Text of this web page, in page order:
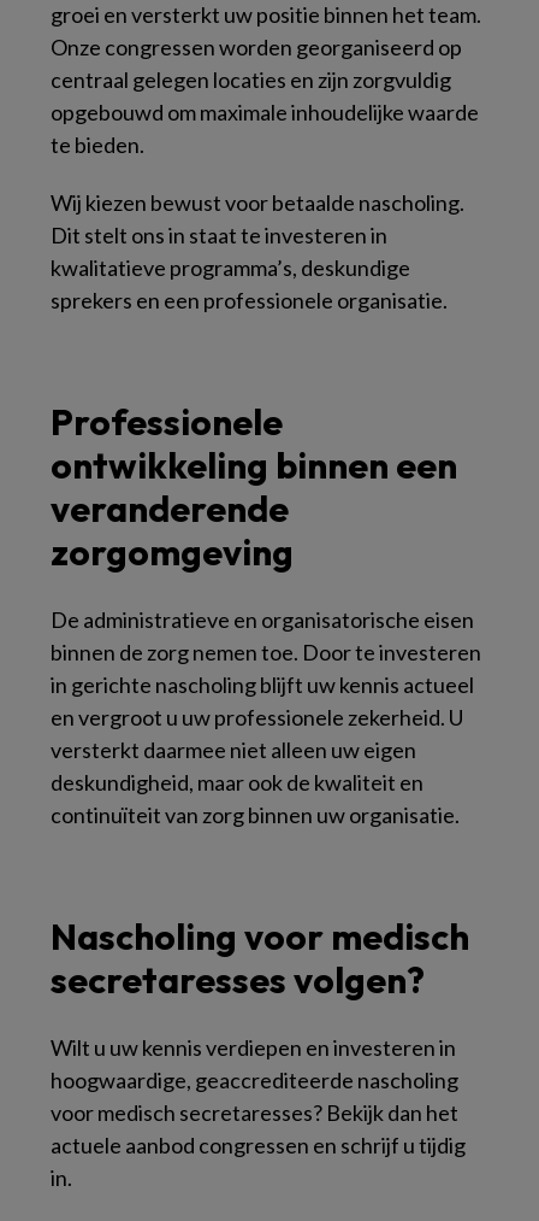
groei en versterkt uw positie binnen het team.
Onze congressen worden georganiseerd op
centraal gelegen locaties en zijn zorgvuldig
opgebouwd om maximale inhoudelijke waarde
te bieden.
Wij kiezen bewust voor betaalde nascholing.
Dit stelt ons in staat te investeren in
kwalitatieve programma’s, deskundige
sprekers en een professionele organisatie.
Professionele
ontwikkeling binnen een
veranderende
zorgomgeving
De administratieve en organisatorische eisen
binnen de zorg nemen toe. Door te investeren
in gerichte nascholing blijft uw kennis actueel
en vergroot u uw professionele zekerheid. U
versterkt daarmee niet alleen uw eigen
deskundigheid, maar ook de kwaliteit en
continuïteit van zorg binnen uw organisatie.
Nascholing voor medisch
secretaresses volgen?
Wilt u uw kennis verdiepen en investeren in
hoogwaardige, geaccrediteerde nascholing
voor medisch secretaresses? Bekijk dan het
actuele aanbod congressen en schrijf u tijdig
in.